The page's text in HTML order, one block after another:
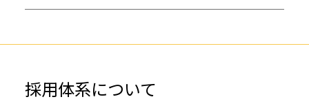
採用体系について